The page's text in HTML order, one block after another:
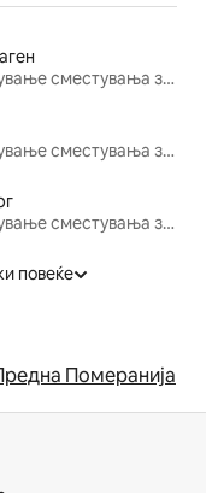
Изнајмување сместувања за одмор
Изнајмување сместувања за одмор
Изнајмување сместувања за одмор
повеќе
Померанија